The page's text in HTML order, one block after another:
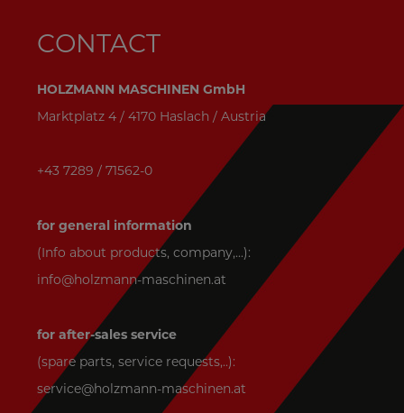
CONTACT
HOLZMANN MASCHINEN GmbH
Marktplatz 4 / 4170 Haslach / Austria
+43 7289 / 71562-0
for general information
(Info about products, company,...):
info@holzmann-maschinen.at
for after-sales service
(spare parts, service requests,..):
service@holzmann-maschinen.at